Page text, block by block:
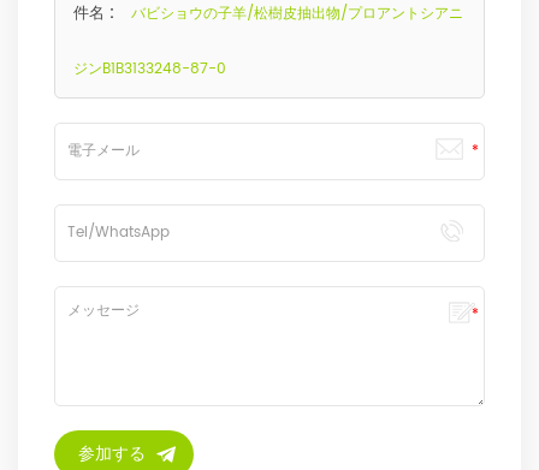
件名 : バビショウの子羊/松樹皮抽出物/プロアントシアニ
ジンB1B3133248-87-0